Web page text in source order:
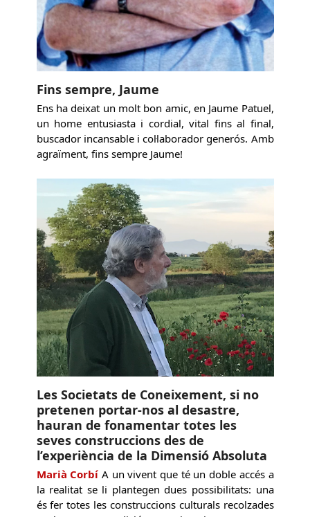
Fins sempre, Jaume
Ens ha deixat un molt bon amic, en Jaume Patuel,
un home entusiasta i cordial, vital fins al final,
buscador incansable i col·laborador generós. Amb
agraïment, fins sempre Jaume!
Les Societats de Coneixement, si no
pretenen portar-nos al desastre,
hauran de fonamentar totes les
seves construccions des de
l’experiència de la Dimensió Absoluta
Marià Corbí A un vivent que té un doble accés a
la realitat se li plantegen dues possibilitats: una
és fer totes les construccions culturals recolzades